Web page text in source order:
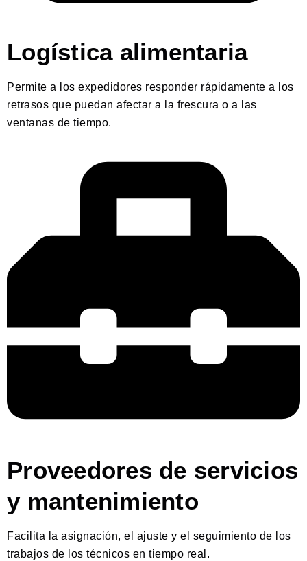
Logística alimentaria
Permite a los expedidores responder rápidamente a los
retrasos que puedan afectar a la frescura o a las
ventanas de tiempo.
Proveedores de servicios
y mantenimiento
Facilita la asignación, el ajuste y el seguimiento de los
trabajos de los técnicos en tiempo real.